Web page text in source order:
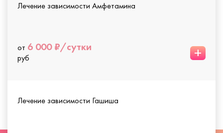
Лечение зависимости Амфетамина
от 6 000 ₽/сутки
руб +
Лечение зависимости Гашиша